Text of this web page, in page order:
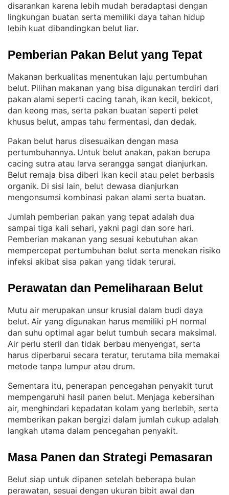
disarankan karena lebih mudah beradaptasi dengan
lingkungan buatan serta memiliki daya tahan hidup
lebih kuat dibandingkan belut liar.
Pemberian Pakan Belut yang Tepat
Makanan berkualitas menentukan laju pertumbuhan
belut. Pilihan makanan yang bisa digunakan terdiri dari
pakan alami seperti cacing tanah, ikan kecil, bekicot,
dan keong mas, serta pakan buatan seperti pelet
khusus belut, ampas tahu fermentasi, dan dedak.
Pakan belut harus disesuaikan dengan masa
pertumbuhannya. Untuk belut anakan, pakan berupa
cacing sutra atau larva serangga sangat dianjurkan
Belut remaja bisa diberi ikan kecil atau pelet berbasis
organik. Di sisi lain, belut dewasa dianjurkan
mengonsumsi kombinasi pakan alami serta buatan.
Jumlah pemberian pakan yang tepat adalah dua
sampai tiga kali sehari, yakni pagi dan sore hari
Pemberian makanan yang sesuai kebutuhan akan
mempercepat pertumbuhan belut serta menekan risiko
infeksi akibat sisa pakan yang tidak terurai.
Perawatan dan Pemeliharaan Belut
Mutu air merupakan unsur krusial dalam budi daya
belut. Air yang digunakan harus memiliki pH normal
dan suhu optimal agar belut tumbuh secara maksimal
Air perlu steril dan tidak berbau menyengat, serta
harus diperbarui secara teratur, terutama bila memakai
metode tanpa lumpur atau drum.
Sementara itu, penerapan pencegahan penyakit turut
mempengaruhi hasil panen belut. Menjaga kebersihan
air, menghindari kepadatan kolam yang berlebih, serta
memberikan pakan bergizi dalam jumlah cukup adalah
langkah utama dalam pencegahan penyakit.
Masa Panen dan Strategi Pemasaran
Belut siap untuk dipanen setelah beberapa bulan
perawatan, sesuai dengan ukuran bibit awal dan